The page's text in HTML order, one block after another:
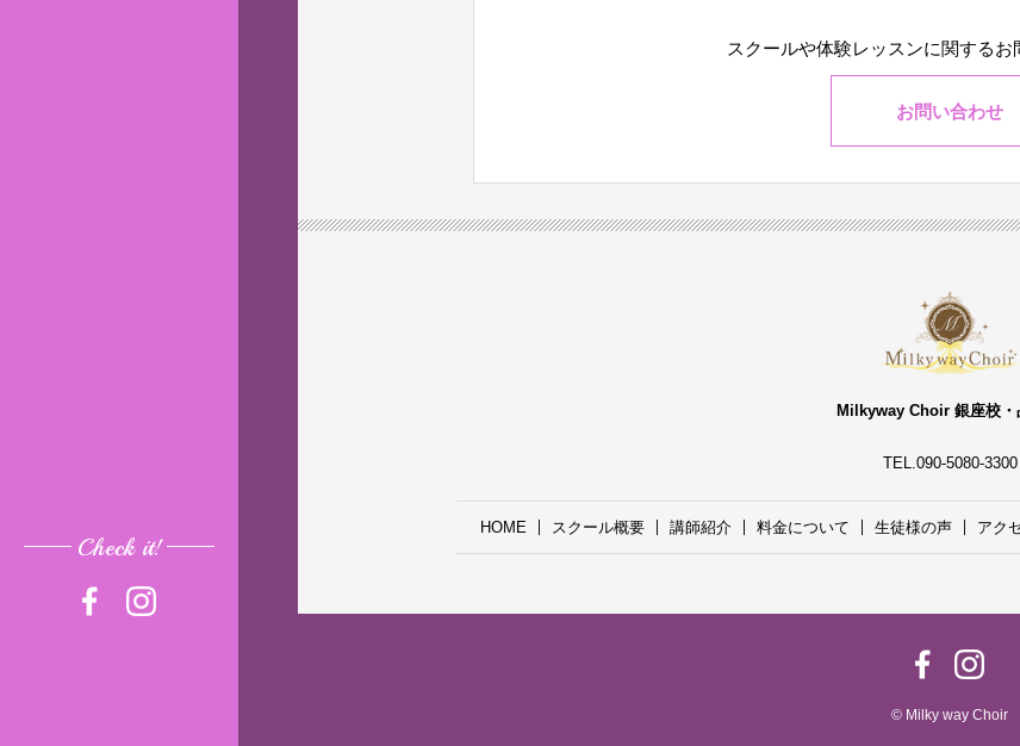
Check it!
スクールや体験レッスンに関するお
お問い合わせ
Milkyway Choir 銀座校・
TEL.090-5080-3300
HOME スクール概要 講師紹介 料金について 生徒様の声 アク
© Milky way Choir